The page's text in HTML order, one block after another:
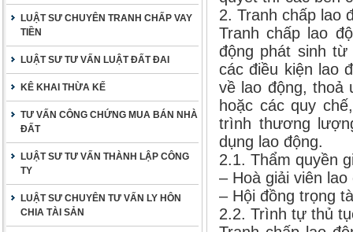
LUẬT SƯ CHUYÊN TRANH CHẤP VAY
TIỀN
LUẬT SƯ TƯ VẤN LUẬT ĐẤT ĐAI
KÊ KHAI THỪA KẾ
TƯ VẤN CÔNG CHỨNG MUA BÁN NHÀ
ĐẤT
LUẬT SƯ TƯ VẤN THÀNH LẬP CÔNG
TY
LUẬT SƯ CHUYÊN TƯ VẤN LY HÔN
CHIA TÀI SẢN
2. Tranh chấp lao
Tranh chấp lao
động phát sinh
các điều kiện lao
về lao động, thoả
hoặc các quy
trình thương
dụng lao động.
2.1. Thẩm quyền
– Hoà giải viên lao
– Hội đồng trọng
2.2. Trình tự thủ